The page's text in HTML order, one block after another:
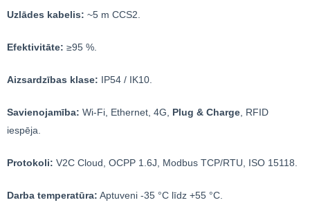
Uzlādes kabelis: ~5 m CCS2.
Efektivitāte: ≥95 %.
Aizsardzības klase: IP54 / IK10.
Savienojamība: Wi-Fi, Ethernet, 4G, Plug & Charge, RFID
iespēja.
Protokoli: V2C Cloud, OCPP 1.6J, Modbus TCP/RTU, ISO 15118.
Darba temperatūra: Aptuveni -35 °C līdz +55 °C.